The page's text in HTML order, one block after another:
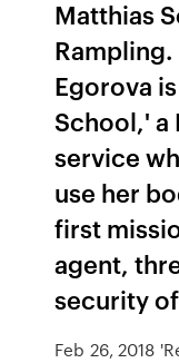
Matthias
Egorova
School,' a
service
use her
first
agent,
security
Feb 26, 2018